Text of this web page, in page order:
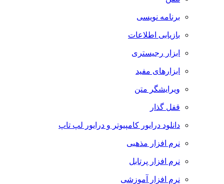
برنامه نویسی
بازیابی اطلاعات
ابزار رجیستری
ابزارهای مفید
ویرایشگر متن
قفل گذار
دانلود درایور کامپیوتر و درایور لپ تاپ
نرم افزار مذهبی
نرم افزار پرتابل
نرم افزار آموزشی